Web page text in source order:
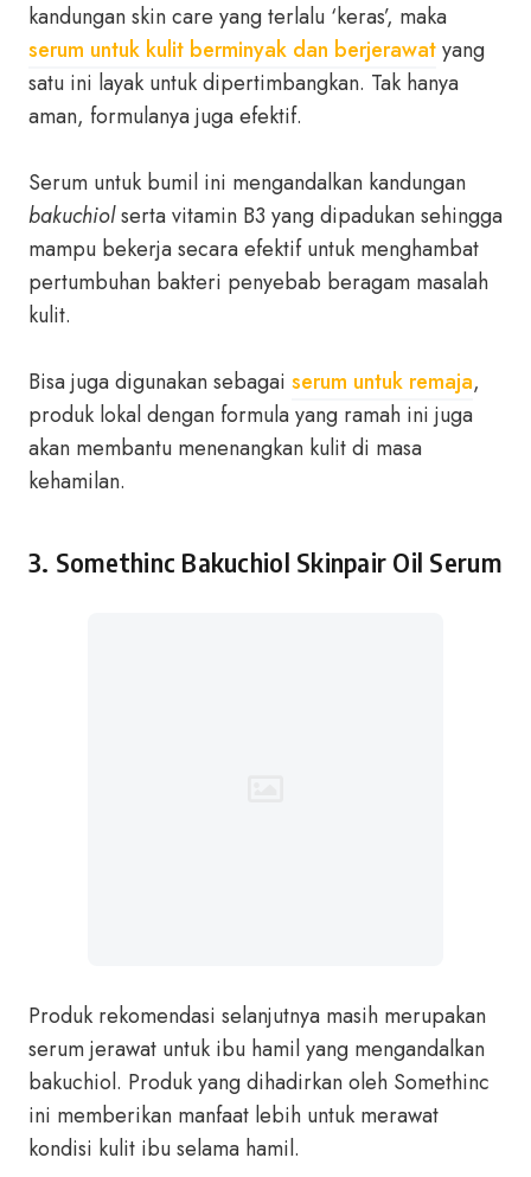
kandungan skin care yang terlalu ‘keras’, maka
serum untuk kulit berminyak dan berjerawatyang
satu ini layak untuk dipertimbangkan. Tak hanya
aman, formulanya juga efektif.
Serum untuk bumil ini mengandalkan kandungan
bakuchiolserta vitamin B3 yang dipadukan sehingga
mampu bekerja secara efektif untuk menghambat
pertumbuhan bakteri penyebab beragam masalah
kulit.
Bisa juga digunakan sebagai serum untuk remaja,
produk lokal dengan formula yang ramah ini juga
akan membantu menenangkan kulit di masa
kehamilan.
3. Somethinc Bakuchiol Skinpair Oil Serum
Produk rekomendasi selanjutnya masih merupakan
serum jerawat untuk ibu hamil yang mengandalkan
bakuchiol. Produk yang dihadirkan oleh Somethinc
ini memberikan manfaat lebih untuk merawat
kondisi kulit ibu selama hamil.